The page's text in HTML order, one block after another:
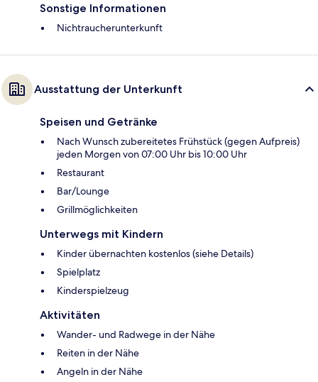
Sonstige Informationen
Nichtraucherunterkunft
Ausstattung der Unterkunft
Speisen und Getränke
Nach Wunsch zubereitetes Frühstück (gegen Aufpreis)
jeden Morgen von 07:00 Uhr bis 10:00 Uhr
Restaurant
Bar/Lounge
Grillmöglichkeiten
Unterwegs mit Kindern
Kinder übernachten kostenlos (siehe Details)
Spielplatz
Kinderspielzeug
Aktivitäten
Wander- und Radwege in der Nähe
Reiten in der Nähe
Angeln in der Nähe